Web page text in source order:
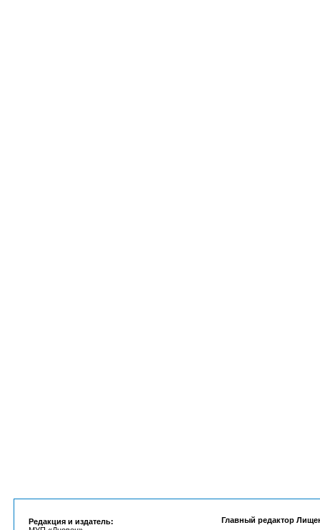
Редакция и издатель:
Главный редактор